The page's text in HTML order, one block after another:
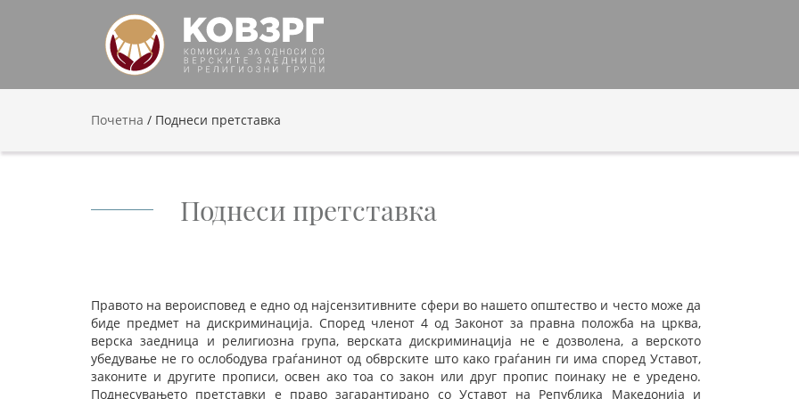
Почетна / Поднеси претставка
Поднеси претставка
Правото на вероисповед е едно од најсензитивните сфери во нашето општество и често може да
биде предмет на дискриминација. Според членот 4 од Законот за правна положба на црква,
верска заедница и религиозна група, верската дискриминација не е дозволена, а верското
убедување не го ослободува граѓанинот од обврските што како граѓанин ги има според Уставот,
законите и другите прописи, освен ако тоа со закон или друг пропис поинаку не е уредено.
Поднесувањето претставки е право загарантирано со Уставот на Република Македонија и